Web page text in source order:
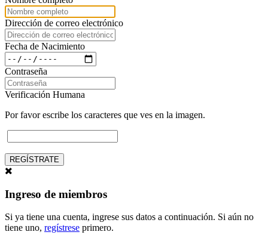
Dirección de correo electrónico
Fecha de Nacimiento
Contraseña
Verificación Humana
Por favor escribe los caracteres que ves en la imagen.
REGÍSTRATE
Ingreso de miembros
Si ya tiene una cuenta, ingrese sus datos a continuación. Si aún no
tiene uno, regístrese primero.